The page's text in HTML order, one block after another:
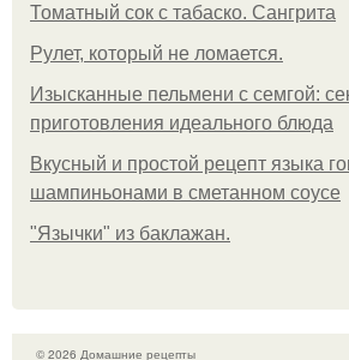
Томатный сок с табаско. Сангрита
Рулет, который не ломается.
Изысканные пельмени с семгой:
приготовления идеального блюда
Вкусный и простой рецепт языка
шампиньонами в сметанном соусе
"Язычки" из баклажан.
© 2026 Домашние рецепты